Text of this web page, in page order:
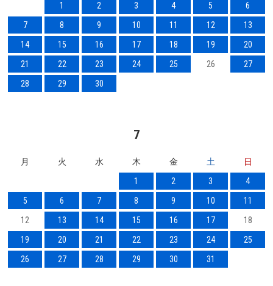
1
2 3 4 5
6
7
8 9 10 11 12
13
14
15 16 17 18 19
20
21
22 23 24 25 26
27
28
29 30
7
月 火 水 木 金 土
日
1
2 3
4
5
6 7 8 9 10
11
12
13 14 15 16 17
18
19
20 21 22 23 24
25
26
27 28 29 30 31